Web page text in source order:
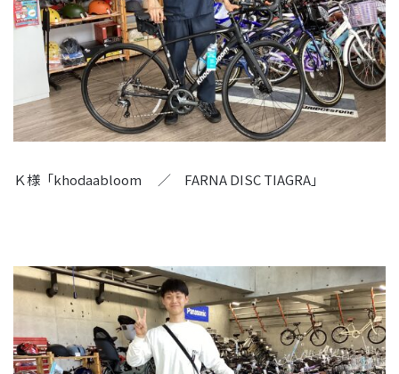
Ｋ様「khodaabloom ／ FARNA DISC TIAGRA」